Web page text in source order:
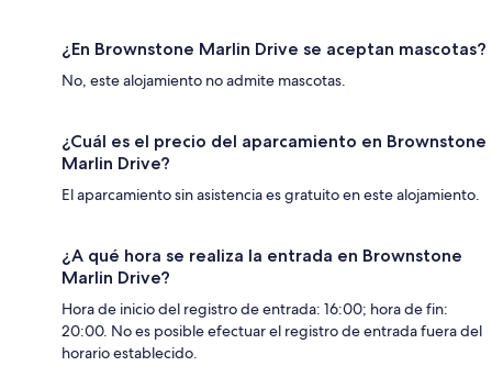
¿En Brownstone Marlin Drive se aceptan mascotas?
No, este alojamiento no admite mascotas.
¿Cuál es el precio del aparcamiento en Brownstone
Marlin Drive?
El aparcamiento sin asistencia es gratuito en este alojamiento.
¿A qué hora se realiza la entrada en Brownstone
Marlin Drive?
Hora de inicio del registro de entrada: 16:00; hora de fin:
20:00. No es posible efectuar el registro de entrada fuera del
horario establecido.